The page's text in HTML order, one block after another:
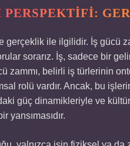
PERSPEKTIFI:
gerçeklik ile ilgilidir. İş gücü
sorarız. İş, sadece bir
zammı, belirli iş türlerinin
rolü vardır. Ancak, bu
güç dinamikleriyle ve
yansımasıdır.